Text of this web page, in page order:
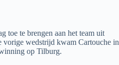
toe te brengen aan het team uit
vorige wedstrijd kwam Cartouche in
op Tilburg.